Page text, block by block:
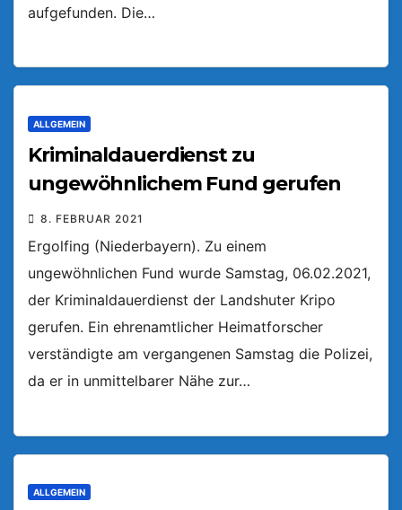
aufgefunden. Die…
ALLGEMEIN
Kriminaldauerdienst zu
ungewöhnlichem Fund gerufen
8. FEBRUAR 2021
Ergolfing (Niederbayern). Zu einem
ungewöhnlichen Fund wurde Samstag, 06.02.2021,
der Kriminaldauerdienst der Landshuter Kripo
gerufen. Ein ehrenamtlicher Heimatforscher
verständigte am vergangenen Samstag die Polizei,
da er in unmittelbarer Nähe zur…
ALLGEMEIN